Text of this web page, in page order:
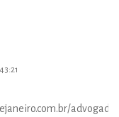
advogado-